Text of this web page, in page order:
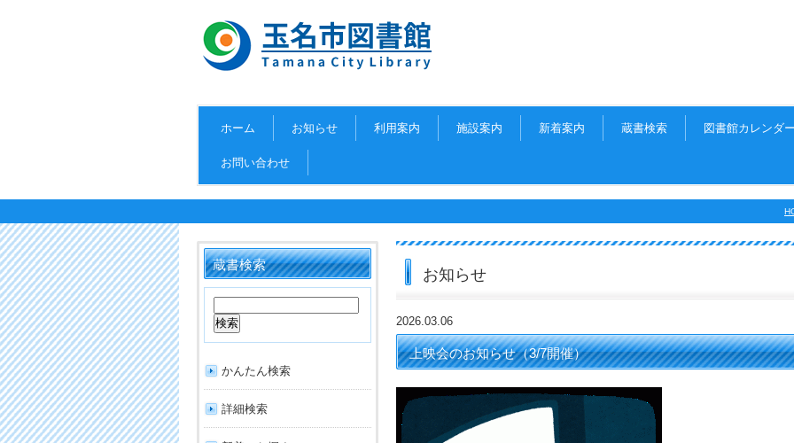
ホーム お知らせ 利用案内 施設案内 新着案内 蔵書検索 図書館カレンダ
お問い合わせ
お知らせ
2026.03.06
上映会のお知らせ（3/7開催）
蔵書検索
かんたん検索
詳細検索